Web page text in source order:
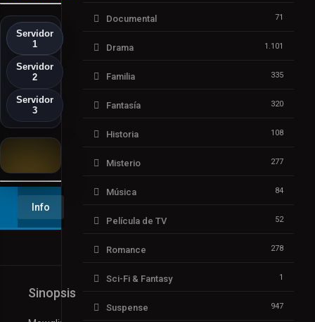
Servidor
1
Servidor
2
Servidor
3
▶️ Play
Info
Sinopsis
Documental 71
Drama 1.101
Familia 335
Fantasía 320
Historia 108
Misterio 277
Música 84
Película de TV 52
Romance 278
Sci-Fi & Fantasy 1
Suspense 947